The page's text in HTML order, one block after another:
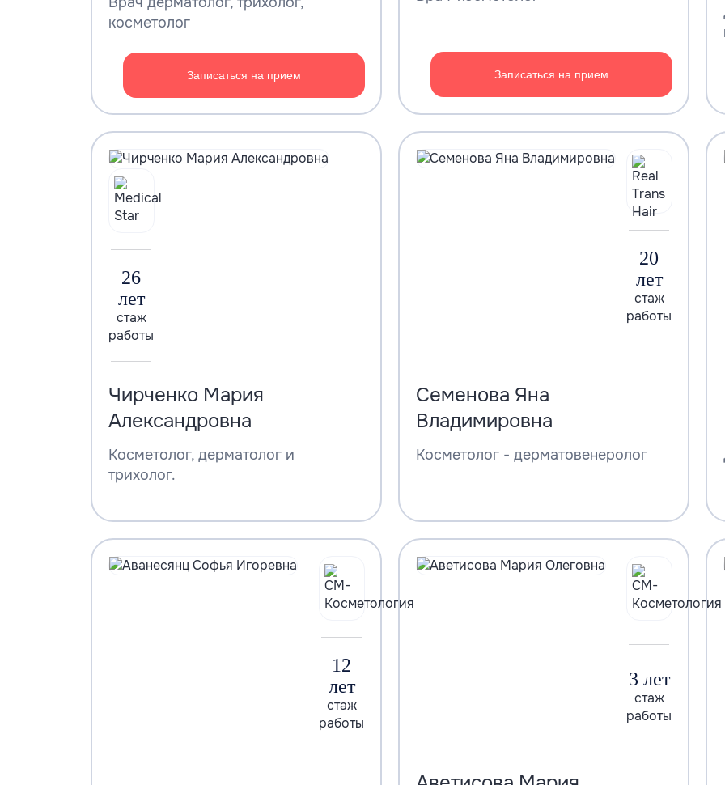
косметолог
Записаться на прием Записаться на прием
26
лет
стаж
работы
Чирченко Мария
Александровна
Косметолог, дерматолог и
трихолог.
20
лет
стаж
работы
Семенова Яна
Владимировна
Косметолог - дерматовенеролог
12
лет
стаж
работы
3 лет
стаж
работы